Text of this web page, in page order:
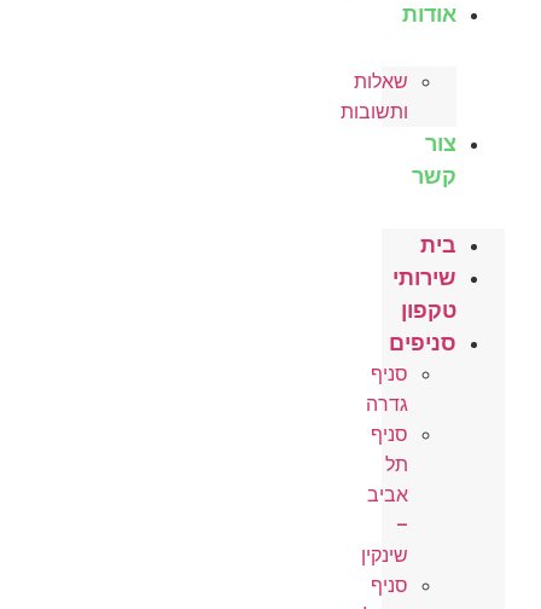
אודות
שאלות
ותשובות
צור
קשר
בית
שירותי
טקפון
סניפים
סניף
גדרה
סניף
תל
אביב
–
שינקין
סניף